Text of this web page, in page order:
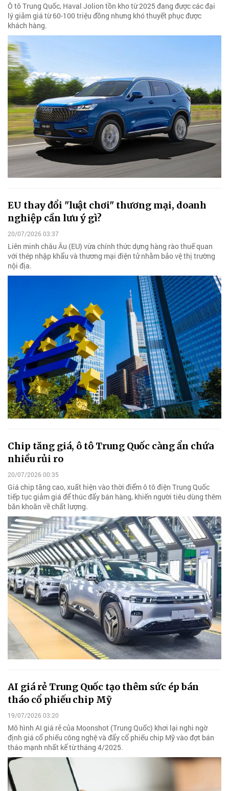
Ô tô Trung Quốc, Haval Jolion tồn kho từ 2025 đang được các đại
lý giảm giá từ 60-100 triệu đồng nhưng khó thuyết phục được
khách hàng.
EU thay đổi "luật chơi" thương mại, doanh
nghiệp cần lưu ý gì?
20/07/2026 03:37
Liên minh châu Âu (EU) vừa chính thức dựng hàng rào thuế quan
với thép nhập khẩu và thương mại điện tử nhằm bảo vệ thị trường
nội địa.
Chip tăng giá, ô tô Trung Quốc càng ẩn chứa
nhiều rủi ro
20/07/2026 00:35
Giá chip tăng cao, xuất hiện vào thời điểm ô tô điện Trung Quốc
tiếp tục giảm giá để thúc đẩy bán hàng, khiến người tiêu dùng thêm
băn khoăn về chất lượng.
AI giá rẻ Trung Quốc tạo thêm sức ép bán
tháo cổ phiếu chip Mỹ
19/07/2026 03:20
Mô hình AI giá rẻ của Moonshot (Trung Quốc) khơi lại nghi ngờ
định giá cổ phiếu công nghệ và đẩy cổ phiếu chip Mỹ vào đợt bán
tháo mạnh nhất kể từ tháng 4/2025.